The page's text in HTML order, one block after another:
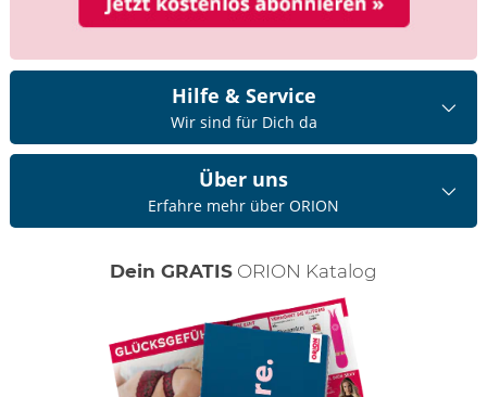
Hilfe & Service
Wir sind für Dich da
Über uns
Erfahre mehr über ORION
Dein GRATIS ORION Katalog